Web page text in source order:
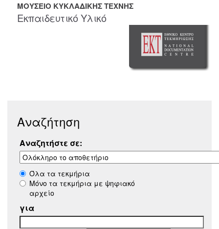
ΜΟΥΣΕΙΟ ΚΥΚΛΑΔΙΚΗΣ ΤΕΧΝΗΣ
Εκπαιδευτικό Υλικό
Αναζήτηση
Αναζητήστε σε:
Όλα τα τεκμήρια
Μόνο τα τεκμήρια με ψηφιακό
αρχείο
για